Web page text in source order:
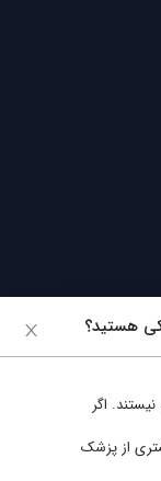
هستید؟
اگر
از پزشک